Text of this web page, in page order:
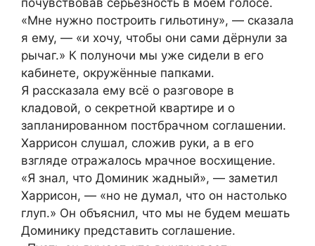
почувствовав серьезность в моём голосе.
«Мне нужно построить гильотину», — сказала
я ему, — «и хочу, чтобы они сами дёрнули за
рычаг.» К полуночи мы уже сидели в его
кабинете, окружённые папками.
Я рассказала ему всё о разговоре в
кладовой, о секретной квартире и о
запланированном постбрачном соглашении.
Харрисон слушал, сложив руки, а в его
взгляде отражалось мрачное восхищение.
«Я знал, что Доминик жадный», — заметил
Харрисон, — «но не думал, что он настолько
глуп.» Он объяснил, что мы не будем мешать
Доминику представить соглашение.